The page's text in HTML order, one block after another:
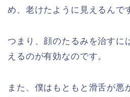
め、老けたように見えるんで
つまり、顔のたるみを治すに
えるのが有効なのです。
また、僕はもともと滑舌が悪